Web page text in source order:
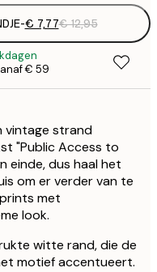
-€ 7,77€ 12,95
€ 59
vintage strand
"Public Access to
einde, dus haal het
om er verder van te
met
look.
witte rand, die de
motief accentueert.